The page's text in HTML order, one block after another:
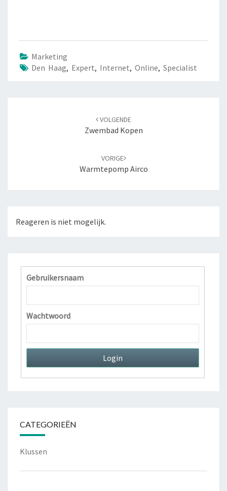
Marketing
Den Haag, Expert, Internet, Online, Specialist
VOLGENDE
Zwembad Kopen
VORIGE
Warmtepomp Airco
Reageren is niet mogelijk.
Gebruikersnaam
Wachtwoord
CATEGORIEËN
Klussen